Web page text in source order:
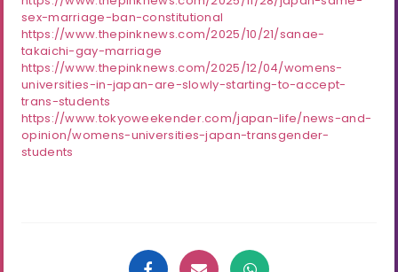
sex-marriage-ban-constitutional
https://www.thepinknews.com/2025/10/21/sanae-
takaichi-gay-marriage
https://www.thepinknews.com/2025/12/04/womens-
universities-in-japan-are-slowly-starting-to-accept-
trans-students
https://www.tokyoweekender.com/japan-life/news-and-
opinion/womens-universities-japan-transgender-
students